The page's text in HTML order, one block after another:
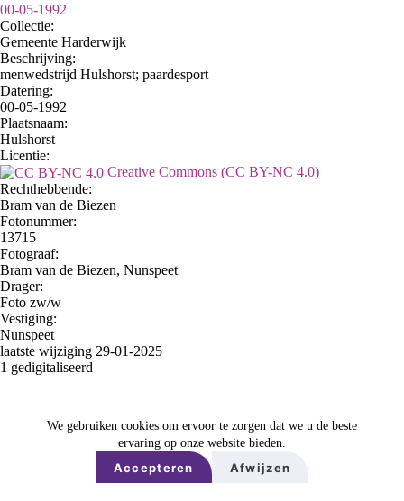
We gebruiken cookies om ervoor te zorgen dat we u de beste
ervaring op onze website bieden.
Accepteren Afwijzen
00-05-1992
Collectie:
Gemeente Harderwijk
Beschrijving:
menwedstrijd Hulshorst; paardesport
Datering:
00-05-1992
Plaatsnaam:
Hulshorst
Licentie:
Creative Commons (CC BY-NC 4.0)
Rechthebbende:
Bram van de Biezen
Fotonummer:
13715
Fotograaf:
Bram van de Biezen, Nunspeet
Drager:
Foto zw/w
Vestiging:
Nunspeet
laatste wijziging 29-01-2025
1 gedigitaliseerd